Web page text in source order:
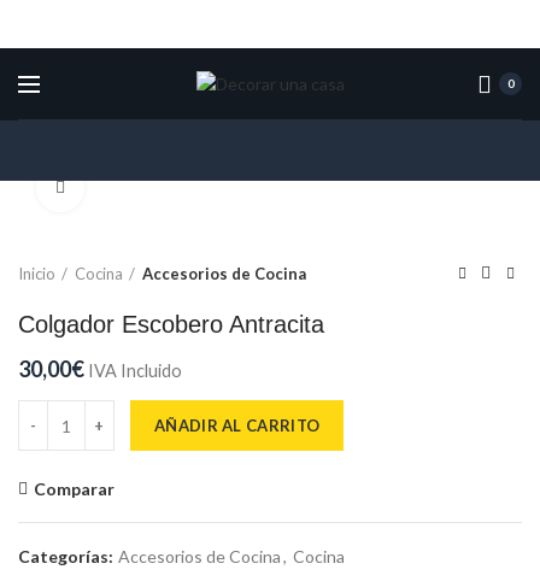
0
Inicio Cocina Accesorios de Cocina
Colgador Escobero Antracita
30,00€ IVA Incluido
AÑADIR AL CARRITO
Comparar
Categorías: Accesorios de Cocina, Cocina